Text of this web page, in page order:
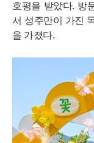
호평을 받았다. 방
서 성주만이 가진
을 가졌다.